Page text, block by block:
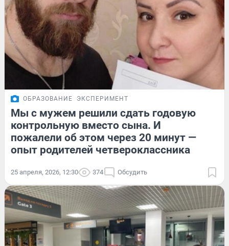
ОБРАЗОВАНИЕ ЭКСПЕРИМЕНТ
Мы с мужем решили сдать годовую
контрольную вместо сына. И
пожалели об этом через 20 минут —
опыт родителей четвероклассника
25 апреля, 2026, 12:30 374 Обсудить